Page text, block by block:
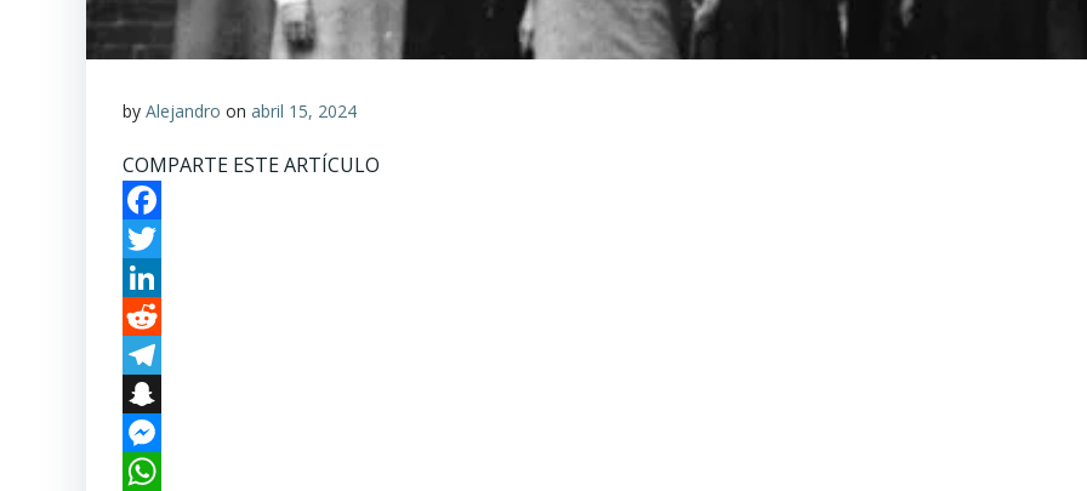
by Alejandro on abril 15, 2024
COMPARTE ESTE ARTÍCULO
Facebook
Twitter
LinkedIn
Reddit
Telegram
Snapchat
Messenger